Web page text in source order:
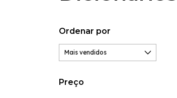
Ordenar por
Preço